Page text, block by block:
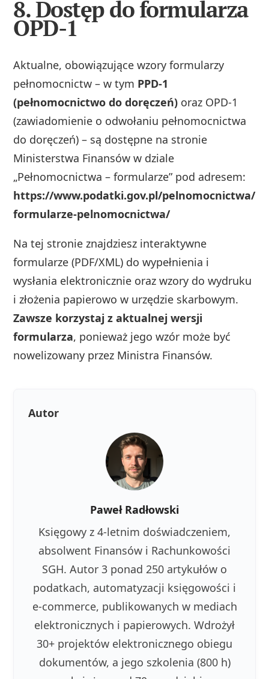
8. Dostęp do formularza
OPD-1
Aktualne, obowiązujące wzory formularzy
pełnomocnictw – w tym PPD‑1
(pełnomocnictwo do doręczeń) oraz OPD‑1
(zawiadomienie o odwołaniu pełnomocnictwa
do doręczeń) – są dostępne na stronie
Ministerstwa Finansów w dziale
„Pełnomocnictwa – formularze” pod adresem:
https://www.podatki.gov.pl/pelnomocnictwa/
formularze-pelnomocnictwa/
Na tej stronie znajdziesz interaktywne
formularze (PDF/XML) do wypełnienia i
wysłania elektronicznie oraz wzory do wydruku
i złożenia papierowo w urzędzie skarbowym.
Zawsze korzystaj z aktualnej wersji
formularza, ponieważ jego wzór może być
nowelizowany przez Ministra Finansów.
Autor
Paweł Radłowski
Księgowy z 4-letnim doświadczeniem,
absolwent Finansów i Rachunkowości
SGH. Autor 3 ponad 250 artykułów o
podatkach, automatyzacji księgowości i
e-commerce, publikowanych w mediach
elektronicznych i papierowych. Wdrożył
30+ projektów elektronicznego obiegu
dokumentów, a jego szkolenia (800 h)